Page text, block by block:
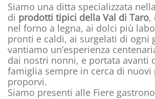
Siamo una ditta specializzata
di prodotti tipici della Val di Taro,
nel forno a legna, ai dolci più
pronti e caldi, ai surgelati di ogni
vantiamo un’esperienza
dai nostri nonni, e portata avanti
famiglia sempre in cerca di
proporvi.
Siamo presenti alle Fiere